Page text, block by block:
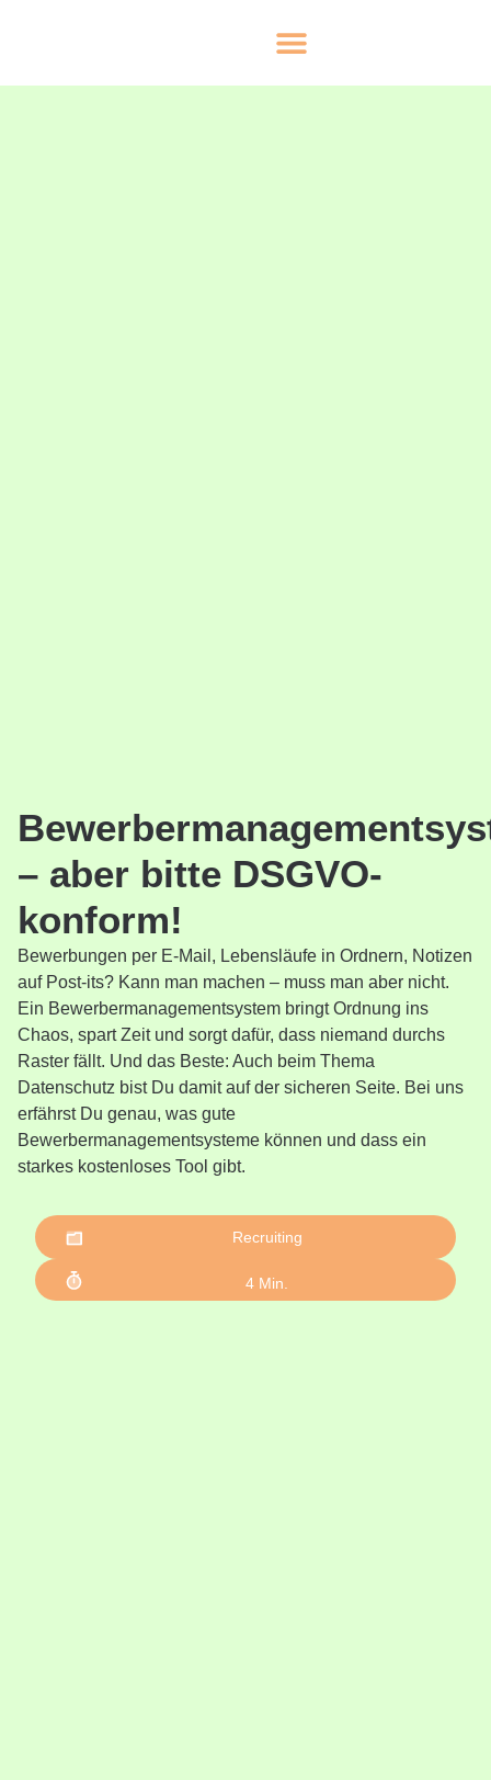
– aber bitte DSGVO-
konform!
Bewerbungen per E-Mail, Lebensläufe in Ordnern, Notizen
auf Post-its? Kann man machen – muss man aber nicht.
Ein Bewerbermanagementsystem bringt Ordnung ins
Chaos, spart Zeit und sorgt dafür, dass niemand durchs
Raster fällt. Und das Beste: Auch beim Thema
Datenschutz bist Du damit auf der sicheren Seite. Bei uns
erfährst Du genau, was gute
Bewerbermanagementsysteme können und dass ein
starkes kostenloses Tool gibt.
Recruiting
4 Min.